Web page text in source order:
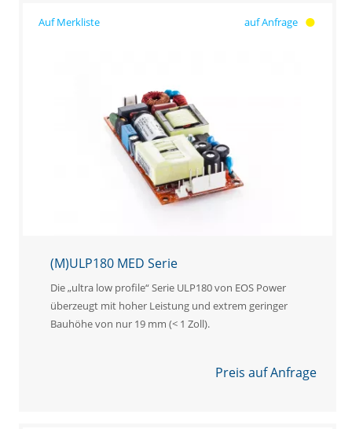
auf Anfrage
(M)ULP180 MED Serie
Die „ultra low profile“ Serie ULP180 von EOS Power
überzeugt mit hoher Leistung und extrem geringer
Bauhöhe von nur 19 mm (< 1 Zoll).
Preis auf Anfrage